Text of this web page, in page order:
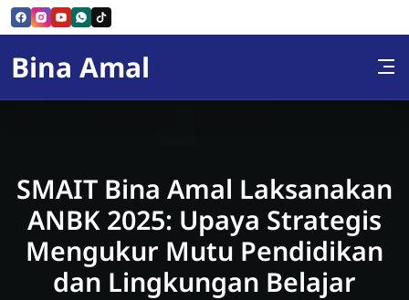
Skip to Content
Bina Amal
SMAIT Bina Amal Laksanakan
ANBK 2025: Upaya Strategis
Mengukur Mutu Pendidikan
dan Lingkungan Belajar